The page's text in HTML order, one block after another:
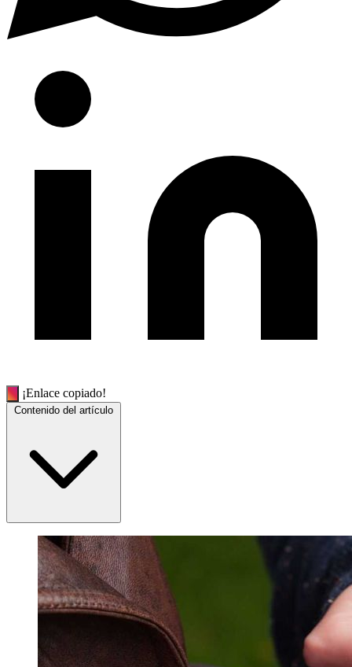
¡Enlace copiado!
Contenido del artículo